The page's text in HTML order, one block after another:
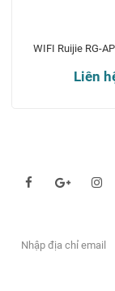
WIFI Ruijie RG-
Liên